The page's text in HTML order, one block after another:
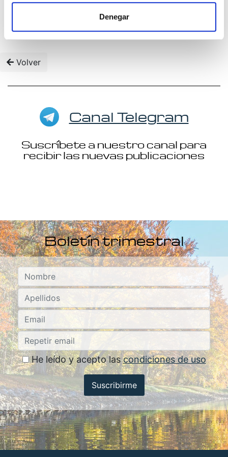
Denegar
Volver
Canal Telegram
Suscríbete a nuestro canal para
recibir las nuevas publicaciones
Boletín trimestral
He leído y acepto lascondiciones de uso
Suscribirme